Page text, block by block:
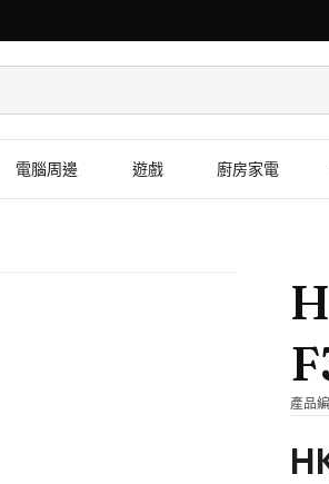
電腦周邊 遊戲 廚房家電
產品編